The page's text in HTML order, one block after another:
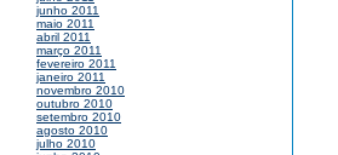
junho 2011
maio 2011
abril 2011
março 2011
fevereiro 2011
janeiro 2011
novembro 2010
outubro 2010
setembro 2010
agosto 2010
julho 2010